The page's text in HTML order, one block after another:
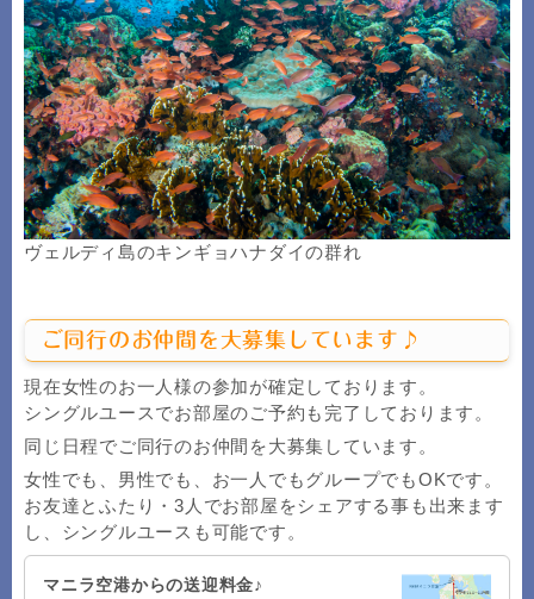
ヴェルディ島のキンギョハナダイの群れ
ご同行のお仲間を大募集しています♪
現在女性のお一人様の参加が確定しております。
シングルユースでお部屋のご予約も完了しております。
同じ日程でご同行のお仲間を大募集しています。
女性でも、男性でも、お一人でもグループでもOKです。
お友達とふたり・3人でお部屋をシェアする事も出来ます
し、シングルユースも可能です。
マニラ空港からの送迎料金♪